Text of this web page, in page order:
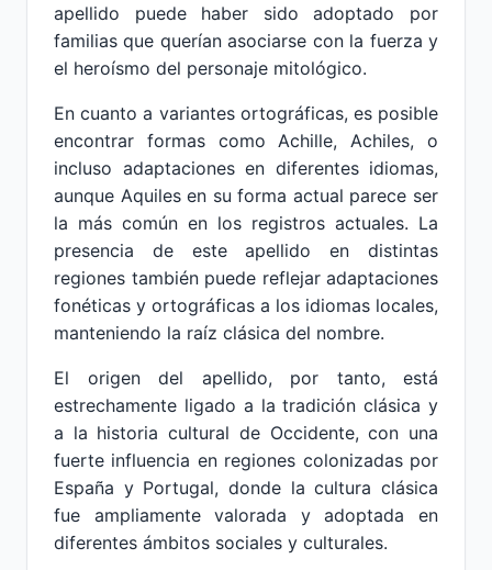
apellido puede haber sido adoptado por
familias que querían asociarse con la fuerza y
el heroísmo del personaje mitológico.
En cuanto a variantes ortográficas, es posible
encontrar formas como Achille, Achiles, o
incluso adaptaciones en diferentes idiomas,
aunque Aquiles en su forma actual parece ser
la más común en los registros actuales. La
presencia de este apellido en distintas
regiones también puede reflejar adaptaciones
fonéticas y ortográficas a los idiomas locales,
manteniendo la raíz clásica del nombre.
El origen del apellido, por tanto, está
estrechamente ligado a la tradición clásica y
a la historia cultural de Occidente, con una
fuerte influencia en regiones colonizadas por
España y Portugal, donde la cultura clásica
fue ampliamente valorada y adoptada en
diferentes ámbitos sociales y culturales.